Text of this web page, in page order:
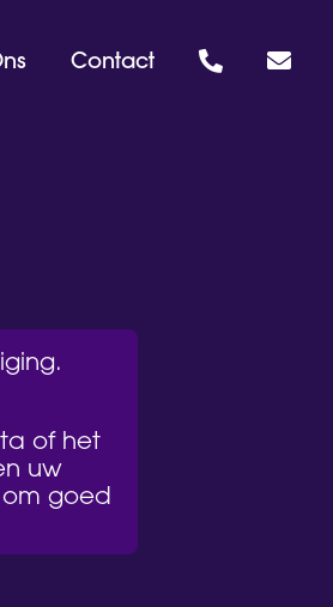
Contact  
of het
uw
om goed